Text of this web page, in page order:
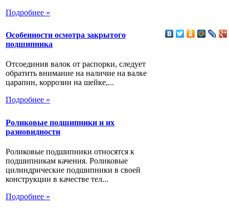
Подробнее »
Особенности осмотра закрытого
подшипника
Отсоединив валок от распорки, следует
обратить внимание на наличие на валке
царапин, коррозии на шейке,...
Подробнее »
Роликовые подшипники и их
разновидности
Роликовые подшипники относятся к
подшипникам качения. Роликовые
цилиндрические подшипники в своей
конструкции в качестве тел...
Подробнее »